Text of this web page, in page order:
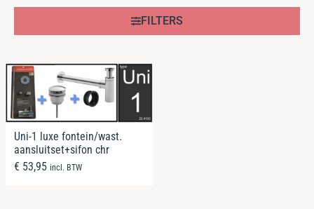
FILTERS
Uni-1 luxe fontein/wast.
aansluitset+sifon chr
€ 53,95 incl. BTW